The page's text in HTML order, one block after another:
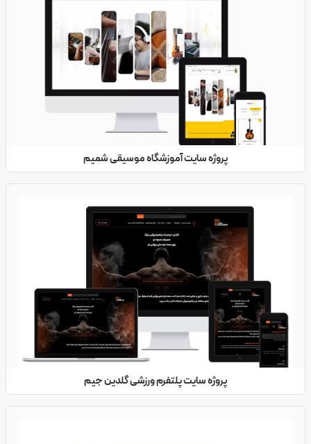
پروژه سایت آموزشگاه موسیقی شمیم
پروژه سایت پلتفرم ورزشی گلدین جیم